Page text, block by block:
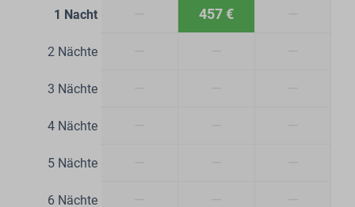
1 Nacht 457 €
2 Nächte
3 Nächte
4 Nächte
5 Nächte
6 Nächte